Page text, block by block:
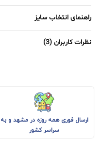
راهنمای انتخاب سایز
نظرات کاربران (3)
ارسال فوری همه روزه در مشهد و به
سراسر کشور